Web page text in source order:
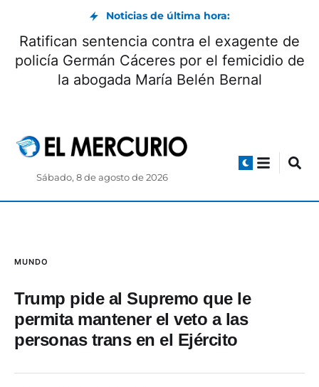
Noticias de última hora:
Ratifican sentencia contra el exagente de
policía Germán Cáceres por el femicidio de
la abogada María Belén Bernal
Sábado, 8 de agosto de 2026
MUNDO
Trump pide al Supremo que le
permita mantener el veto a las
personas trans en el Ejército